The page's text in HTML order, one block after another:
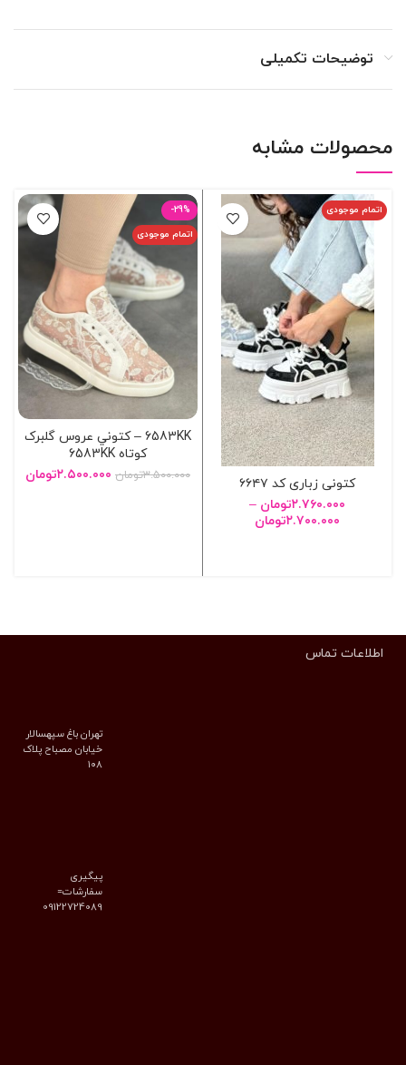
توضیحات تکمیلی
محصولات مشابه
اتمام موجودی
کتونی زباری کد ۶۶۴۷
۲.۷۶۰.۰۰۰تومان –
۲.۷۰۰.۰۰۰تومان
-29%
اتمام موجودی
6583KK – کتوني عروس گلبرک
کوتاه 6583KK
۳.۵۰۰.۰۰۰تومان ۲.۵۰۰.۰۰۰تومان
اطلاعات تماس
تهران باغ سپهسالار
خیابان مصباح پلاک
۱۰۸
پیگیری
سفارشات=
09122724089